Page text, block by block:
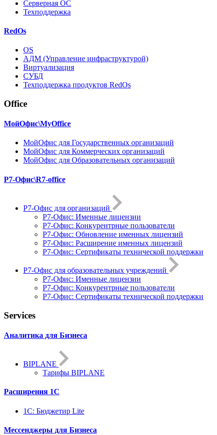
Серверная ОС
Техподдержка
RedOs
OS
АДМ (Управление инфраструктурой)
Виртуализация
СУБД
Техподдержка продуктов RedOs
Office
МойОфис\MyOffice
МойОфис для Государственных организаций
МойОфис для Коммерческих организаций
МойОфис для Образовательных организаций
Р7-Офис\R7-office
Р7-Офис для организаций
Р7-Офис: Именные лицензии
Р7-Офис: Конкурентрные пользователи
Р7-Офис: Обновление именных лицензий
Р7-Офис: Расширение именных лицензий
Р7-Офис: Сертификаты технической поддержки
Р7-Офис для образовательных учреждений
Р7-Офис: Именные лицензии
Р7-Офис: Конкурентрные пользователи
Р7-Офис: Сертификаты технической поддержки
Services
Аналитика для Бизнеса
BIPLANE
Тарифы BIPLANE
Расширения 1С
1C: Бюджетир Lite
Мессенджеры для Бизнеса